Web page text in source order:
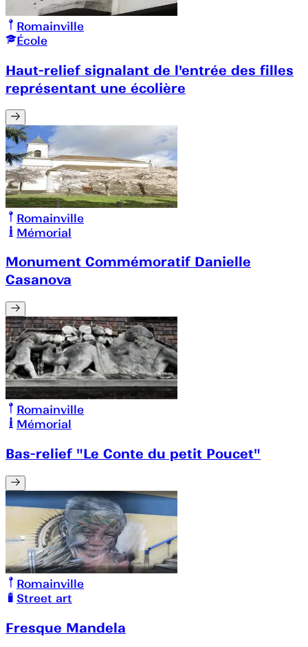
Romainville
École
Haut-relief signalant de l'entrée des filles
représentant une écolière
Romainville
Mémorial
Monument Commémoratif Danielle
Casanova
Romainville
Mémorial
Bas-relief "Le Conte du petit Poucet"
Romainville
Street art
Fresque Mandela